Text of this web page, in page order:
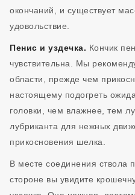
окончаний, и существует
удовольствие.
Пенис и уздечка. Кончик
чувствительна. Мы
области, прежде чем
настоящему подогреть
головки, чем влажнее, тем
лубриканта для нежных
прикосновения шелка.
В месте соединения ствола
стороне вы увидите